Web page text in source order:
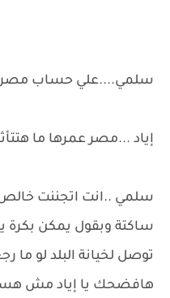
سلمي....علي حساب مصر
إياد ...مصر عمرها ما
سلمي ..انت اتجننت خالص
ساكتة وبقول يمكن بكرة
توصل لخيانة البلد لو ما
هافضحك يا إياد مش